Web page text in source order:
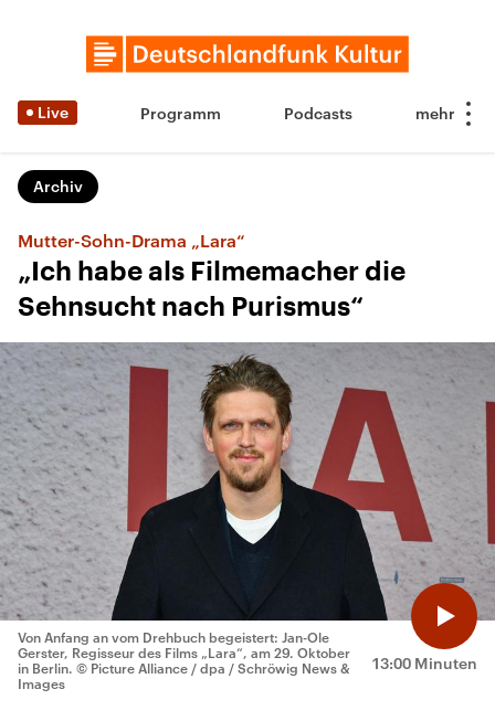
Live Programm Podcasts
Archiv
Mutter-Sohn-Drama „Lara“
„Ich habe als Filmemacher die
Sehnsucht nach Purismus“
13:00 Minuten
Von Anfang an vom Drehbuch begeistert: Jan-Ole
Gerster, Regisseur des Films „Lara“, am 29. Oktober
in Berlin. © Picture Alliance / dpa / Schröwig News &
Images